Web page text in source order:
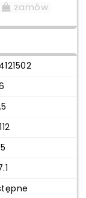
zamów